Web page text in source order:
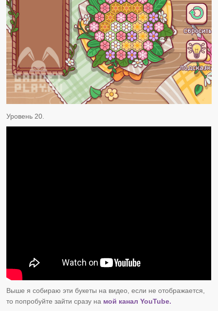
Уровень 20.
Выше я собираю эти букеты на видео, если не отображается,
то попробуйте зайти сразу на мой канал YouTube.